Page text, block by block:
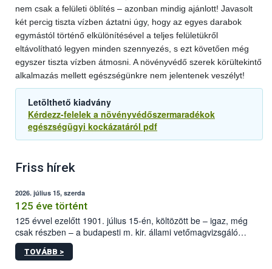
nem csak a felületi öblítés – azonban mindig ajánlott! Javasolt
két percig tiszta vízben áztatni úgy, hogy az egyes darabok
egymástól történő elkülönítésével a teljes felületükről
eltávolítható legyen minden szennyezés, s ezt követően még
egyszer tiszta vízben átmosni. A növényvédő szerek körültekintő
alkalmazás mellett egészségünkre nem jelentenek veszélyt!
Letölthető kiadvány
Kérdezz-felelek a növényvédőszermaradékok
egészségügyi kockázatáról pdf
Friss hírek
2026. július 15, szerda
125 éve történt
125 évvel ezelőtt 1901. július 15-én, költözött be – igaz, még
csak részben – a budapesti m. kir. állami vetőmagvizsgáló
állomás a Kis Rókus utca 15. szám alatti, Czigler Győző által
tervezett új épületébe.
TOVÁBB >